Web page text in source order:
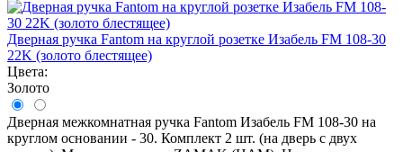
Дверная ручка Fantom на круглой розетке Изабель FM 108-30
22K (золото блестящее)
Цвета:
Золото
Дверная межкомнатная ручка Fantom Изабель FM 108-30 на
круглом основании - 30. Комплект 2 шт. (на дверь с двух